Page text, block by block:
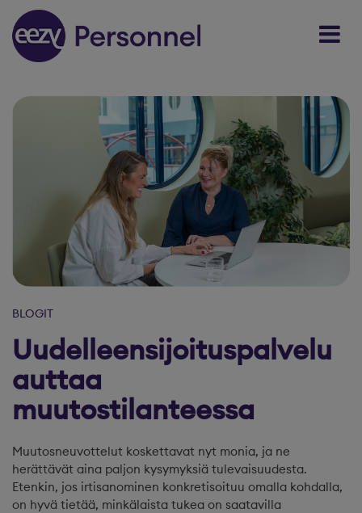
Skip to content
BLOGIT
Uudelleensijoituspalvelu
auttaa
muutostilanteessa
Muutosneuvottelut koskettavat nyt monia, ja ne
herättävät aina paljon kysymyksiä tulevaisuudesta.
Etenkin, jos irtisanominen konkretisoituu omalla kohdalla,
on hyvä tietää, minkälaista tukea on saatavilla